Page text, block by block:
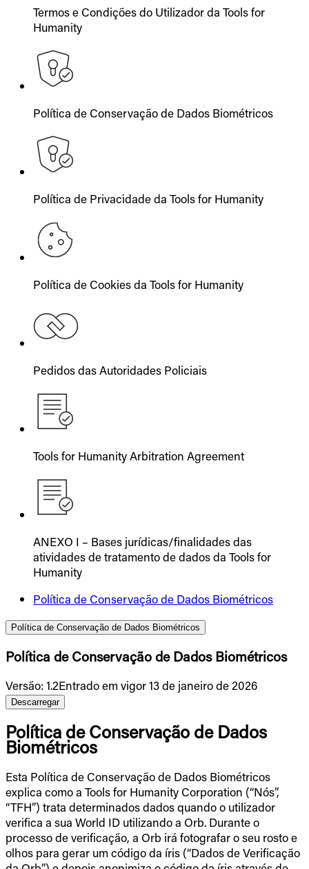
Termos e Condições do Utilizador da Tools for
Humanity
Política de Conservação de Dados Biométricos
Política de Privacidade da Tools for Humanity
Política de Cookies da Tools for Humanity
Pedidos das Autoridades Policiais
Tools for Humanity Arbitration Agreement
ANEXO I – Bases jurídicas/finalidades das
atividades de tratamento de dados da Tools for
Humanity
Política de Conservação de Dados Biométricos
Política de Conservação de Dados Biométricos
Política de Conservação de Dados Biométricos
Versão: 1.2Entrado em vigor 13 de janeiro de 2026
Descarregar
Política de Conservação de Dados
Biométricos
Esta Política de Conservação de Dados Biométricos
explica como a Tools for Humanity Corporation (“Nós”,
“TFH”) trata determinados dados quando o utilizador
verifica a sua World ID utilizando a Orb. Durante o
processo de verificação, a Orb irá fotografar o seu rosto e
olhos para gerar um código da íris (“Dados de Verificação